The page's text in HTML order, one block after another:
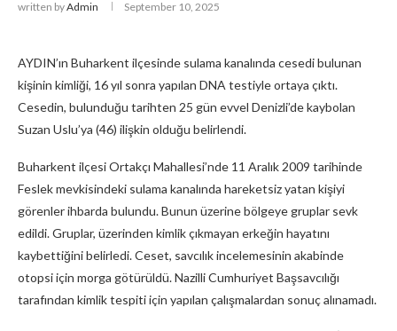
written byAdmin September 10, 2025
AYDIN’ın Buharkent ilçesinde sulama kanalında cesedi bulunan
kişinin kimliği, 16 yıl sonra yapılan DNA testiyle ortaya çıktı.
Cesedin, bulunduğu tarihten 25 gün evvel Denizli’de kaybolan
Suzan Uslu’ya (46) ilişkin olduğu belirlendi.
Buharkent ilçesi Ortakçı Mahallesi’nde 11 Aralık 2009 tarihinde
Feslek mevkisindeki sulama kanalında hareketsiz yatan kişiyi
görenler ihbarda bulundu. Bunun üzerine bölgeye gruplar sevk
edildi. Gruplar, üzerinden kimlik çıkmayan erkeğin hayatını
kaybettiğini belirledi. Ceset, savcılık incelemesinin akabinde
otopsi için morga götürüldü. Nazilli Cumhuriyet Başsavcılığı
tarafından kimlik tespiti için yapılan çalışmalardan sonuç alınamadı.